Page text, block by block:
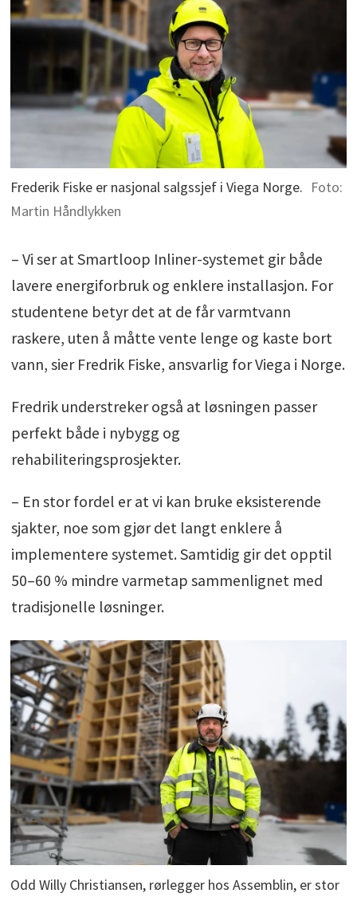
per etasje.
4 HC-tilpassede hybelleiligheter i hver av
første etasjene.
Parkeringshus med 182 parkeringsplasser
og 172 sykkelparkeringsplasser.
Parkeringshuset på to etasjer fungerer
som fundament for studentboligene.
Frederik Fiske er nasjonal salgssjef i Viega Norge. Foto:
Martin Håndlykken
– Vi ser at Smartloop Inliner-systemet gir både
lavere energiforbruk og enklere installasjon. For
studentene betyr det at de får varmtvann
raskere, uten å måtte vente lenge og kaste bort
vann, sier Fredrik Fiske, ansvarlig for Viega i Norge.
Fredrik understreker også at løsningen passer
perfekt både i nybygg og
rehabiliteringsprosjekter.
– En stor fordel er at vi kan bruke eksisterende
sjakter, noe som gjør det langt enklere å
implementere systemet. Samtidig gir det opptil
50–60 % mindre varmetap sammenlignet med
tradisjonelle løsninger.
Odd Willy Christiansen, rørlegger hos Assemblin, er stor